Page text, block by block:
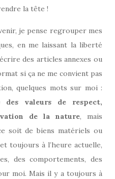
la tête !
je pense regrouper mes
en me laissant la liberté
des articles annexes ou
si ça ne me convient pas
quelques mots sur moi :
des valeurs de respect,
de la nature, mais
soit de biens matériels ou
toujours à l’heure actuelle,
des comportements, des
moi. Mais il y a toujours à